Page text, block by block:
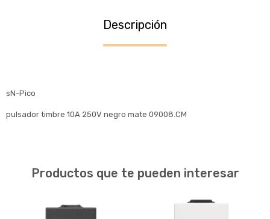
Descripción
sN-Pico
pulsador timbre 10A 250V negro mate 09008.CM
Productos que te pueden interesar